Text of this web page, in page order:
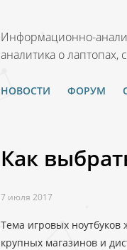
Информационно-
аналитика о лаптопах,
НОВОСТИ ФОРУМ
Как
7 июля 2017
Тема игровых ноутбуков
крупных магазинов и